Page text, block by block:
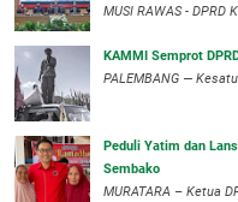
MUSI RAWAS - DPRD
KAMMI Semprot
PALEMBANG —
Peduli Yatim dan
Sembako
MURATARA – Ketua